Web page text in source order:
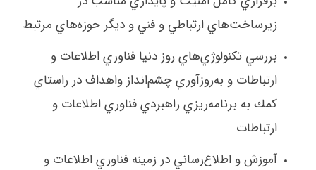
زيرساخت‌هاي ارتباطي و فني و ديگر حوزه‌هاي مرتبط
بررسي تكنولوژي‌هاي روز دنيا فناوري اطلاعات و
ارتباطات و به‌روزآوري چشم‌انداز واهداف در راستاي
كمك به برنامه‌ريزي راهبردي فناوري اطلاعات و
ارتباطات
آموزش و اطلاع‌رساني در زمينه فناوري اطلاعات و